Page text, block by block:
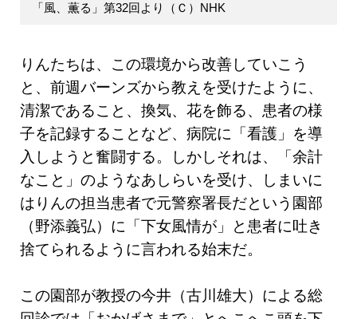
「風、薫る」第32回より（Ｃ）NHK
りんたちは、この環境から改善していこう
と、前週バーンズから教えを受けたように、
清潔であること、換気、花を飾る、患者の様
子を記録することなど、病院に「看護」を導
入しようと奮闘する。しかしそれは、「余計
なこと」のようなあしらいを受け、しまいに
はりんの担当患者で元警察署長だという園部
（野添義弘）に「下女風情が」と患者に吐き
捨てられるように言われる始末だ。
この園部が教授の今井（古川雄大）による総